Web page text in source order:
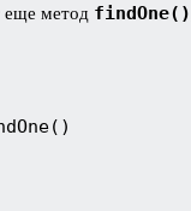
еще метод findOne()